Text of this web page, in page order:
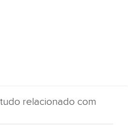
relacionado com